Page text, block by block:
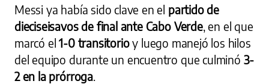
Messi ya había sido clave en el partido de
dieciseisavos de final ante Cabo Verde, en el que
marcó el1-0 transitorioy luego manejó los hilos
del equipo durante un encuentro que culminó 3-
2 en la prórroga.